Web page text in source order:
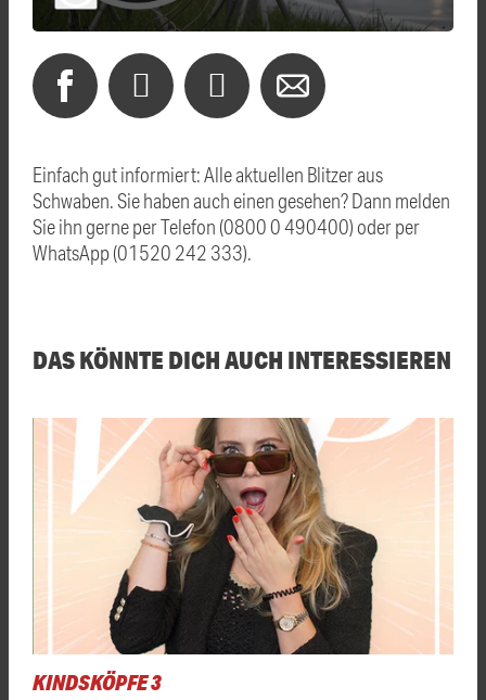
Einfach gut informiert: Alle aktuellen Blitzer aus
Schwaben. Sie haben auch einen gesehen? Dann melden
Sie ihn gerne per Telefon (0800 0 490400) oder per
WhatsApp (01520 242 333).
DAS KÖNNTE DICH AUCH INTERESSIEREN
KINDSKÖPFE 3